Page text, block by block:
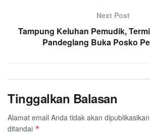
Next Post
Tampung Keluhan Pemudik,
Pandeglang Buka Posko
Tinggalkan Balasan
Alamat email Anda tidak akan
ditandai *